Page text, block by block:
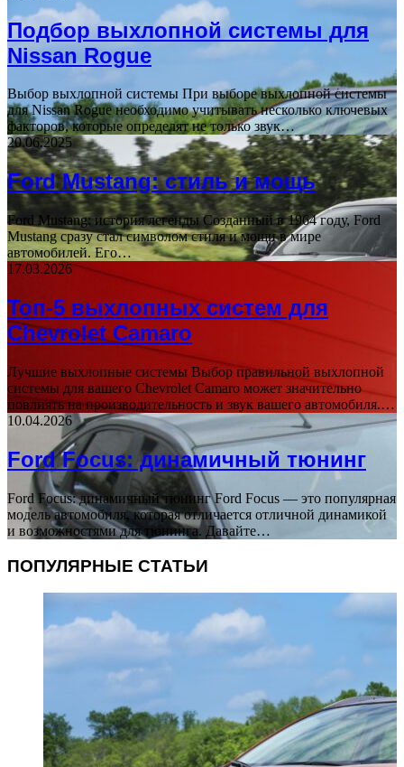
Подбор выхлопной системы для
Nissan Rogue
Выбор выхлопной системы При выборе выхлопной системы
для Nissan Rogue необходимо учитывать несколько ключевых
факторов, которые определят не только звук…
20.06.2025
Ford Mustang: стиль и мощь
Ford Mustang: история легенды Созданный в 1964 году, Ford
Mustang сразу стал символом стиля и мощи в мире
автомобилей. Его…
17.03.2026
Топ-5 выхлопных систем для
Chevrolet Camaro
Лучшие выхлопные системы Выбор правильной выхлопной
системы для вашего Chevrolet Camaro может значительно
повлиять на производительность и звук вашего автомобиля.…
10.04.2026
Ford Focus: динамичный тюнинг
Ford Focus: динамичный тюнинг Ford Focus — это популярная
модель автомобиля, которая отличается отличной динамикой
и возможностями для тюнинга. Давайте…
ПОПУЛЯРНЫЕ СТАТЬИ